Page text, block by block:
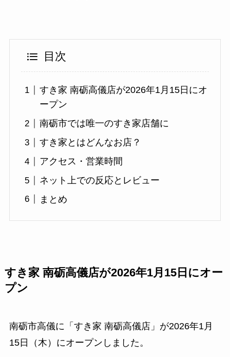
目次
すき家 南砺高儀店が2026年1月15日にオ
ープン
南砺市では唯一のすき家店舗に
すき家とはどんなお店？
アクセス・営業時間
ネット上での反応とレビュー
まとめ
すき家 南砺高儀店が2026年1月15日にオー
プン
南砺市高儀に「すき家 南砺高儀店」が2026年1月
15日（木）にオープンしました。